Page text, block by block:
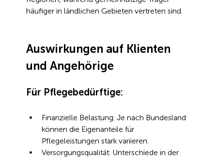
häufiger in ländlichen Gebieten vertreten sind.
Auswirkungen auf Klienten
und Angehörige
Für Pflegebedürftige:
Finanzielle Belastung: Je nach Bundesland
können die Eigenanteile für
Pflegeleistungen stark variieren.
Versorgungsqualität: Unterschiede in der